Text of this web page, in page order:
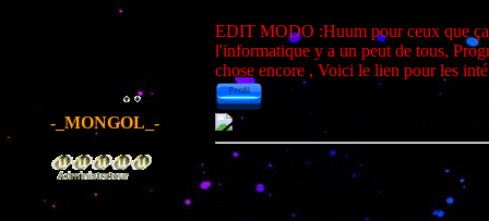
EDIT MODO :Huum pour ceux que
l'informatique y a un peut de tous,
chose encore , Voici le lien pour les
-_MONGOL_-
Merci Jowk de faire un topic dessus
Même moi je ne connaissais pas le